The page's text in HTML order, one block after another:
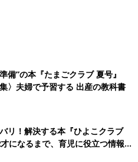
備”の本『たまごクラブ 夏号』
〉夫婦で予習する 出産の教科書
リ！解決する本『ひよこクラブ
になるまで、育児に役立つ情報が